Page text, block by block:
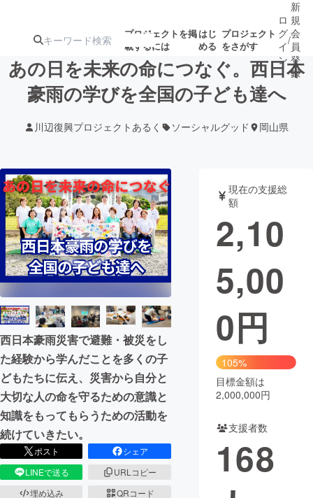
プロジェクトを掲
載するには
はじ
める
プロジェクト
をさがす
人気のプロ
ジェクト
注目のリ
ターン
ジェクト
ロジェクト
もうすぐ公開
されます
アート・写真 音楽
テクノロジー・ガジェット ゲーム・サ
映像・映画
ビジネス・起業
まちづくり・地域活性化
CAMPFIRE for Social Good
CAMPFIRE Creation
CAMPFIREふるさと納税machi-ya コミュニティ
ロ
グ
イ
ン
/
新
規
会
員
登
録
あの日を未来の命につなぐ。西日本
豪雨の学びを全国の子ども達へ
川辺復興プロジェクトあるく ソーシャルグッド 岡山県
西日本豪雨災害で避難・被災をし
た経験から学んだことを多くの子
どもたちに伝え、災害から自分と
大切な人の命を守るための意識と
知識をもってもらうための活動を
続けていきたい。
ポスト
シェア
LINEで送る
URLコピー
埋め込み
QRコード
現在の支援総
額
2,10
5,00
0円
105%
目標金額は
2,000,000円
支援者数
168